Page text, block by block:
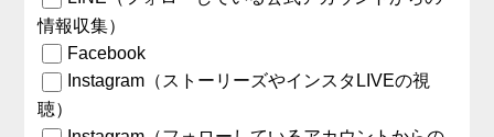
情報収集）
Facebook
Instagram（ストーリーズやインスタLIVEの視
聴）